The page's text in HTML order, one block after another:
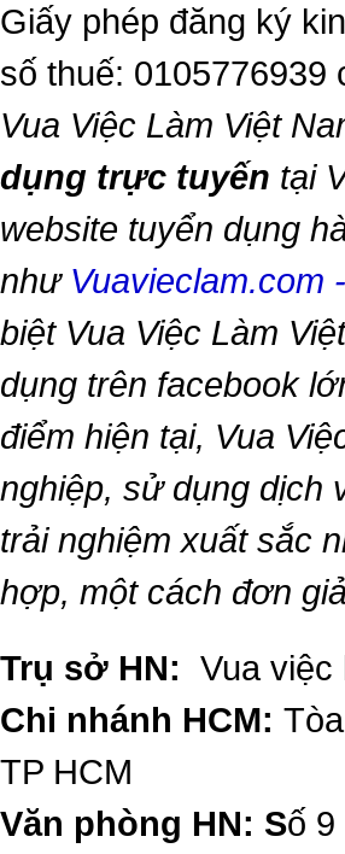
Giấy phép đăng ký
số thuế: 0105776939
Vua Việc Làm Việt
dụng trực tuyến tại
website tuyển dụng
như Vuavieclam.com -
biệt Vua Việc Làm
dụng trên facebook
điểm hiện tại, Vua
nghiệp, sử dụng dịch
trải nghiệm xuất sắc
hợp, một cách đơn
Trụ sở HN: Vua việc
Chi nhánh HCM:
TP HCM
Văn phòng HN: Số